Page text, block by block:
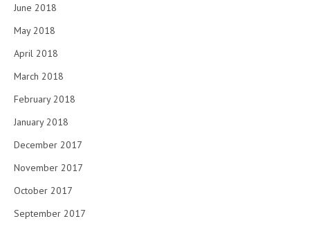
June 2018
May 2018
April 2018
March 2018
February 2018
January 2018
December 2017
November 2017
October 2017
September 2017